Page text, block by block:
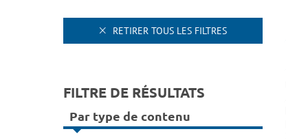
RETIRER TOUS LES FILTRES
FILTRE DE RÉSULTATS
Par type de contenu